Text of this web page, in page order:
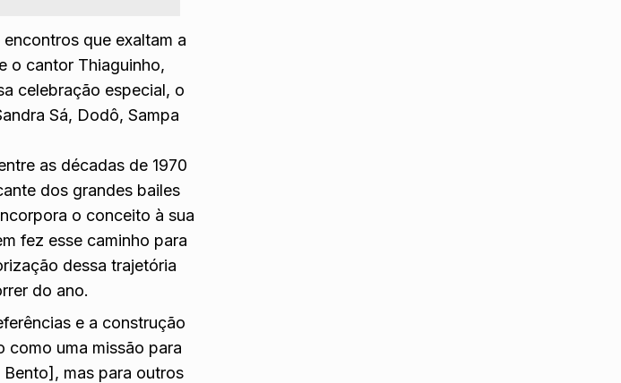
que exaltam a
o cantor Thiaguinho,
celebração especial, o
Sá, Dodô, Sampa
as décadas de 1970
dos grandes bailes
o conceito à sua
fez esse caminho para
dessa trajetória
do ano.
e a construção
como uma missão para
mas para outros